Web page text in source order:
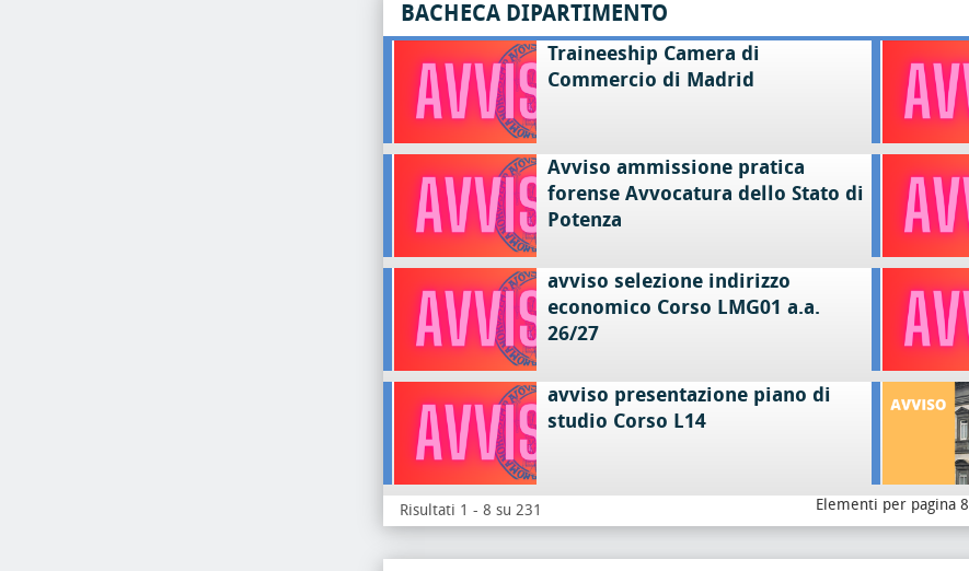
BACHECA DIPARTIMENTO
Traineeship Camera di
Commercio di Madrid
Avviso ammissione pratica
forense Avvocatura dello Stato di
Potenza
avviso selezione indirizzo
economico Corso LMG01 a.a.
26/27
avviso presentazione piano di
studio Corso L14
Risultati 1 - 8 su 231 Elementi per pagina 8